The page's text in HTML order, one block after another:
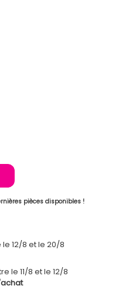
pièces disponibles !
le 12/8 et le 20/8
le 11/8 et le 12/8